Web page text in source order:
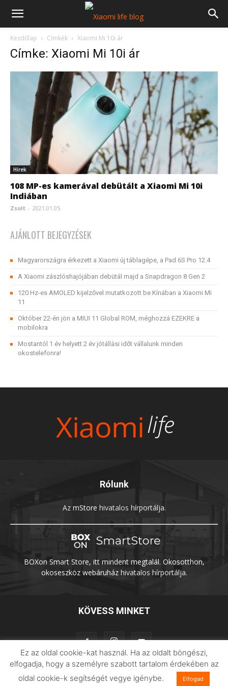
Kezdőlap Címkék Xiaomi Mi 10i ár
Címke: Xiaomi Mi 10i ár
Hírek
108 MP-es kamerával debütált a Xiaomi Mi 10i
Indiában
Zsolt - 2021.01.05.
AJÁNLOTT BEJEGYZÉSEK
Magyarországra érkezett a Xiaomi új táblagépe, a Pad 6S Pro 12.4
A Xiaomi zászlóshajójában debütál majd a Snapdragon 8 Gen 2
120 Hz-es AMOLED kijelzővel mutatkozott be Kínában a Xiaomi Mi
11
Október 22-én jön a MIUI 11 Global ROM, méghozzá EZEKRE a
mobilokra
Mostantól 1 év helyett 2 év jótállási időt vállalunk minden
okostelefonra!
Rólunk
Az mStore hivatalos hírportálja.
BOXon Smart Store, itt mindent megtalál. Okosotthon,
okoseszköz webáruházhivatalos hírportálja.
KÖVESS MINKET
Adatvédelem Impresszum Imilab
Ez az oldal cookie-kat használ. Ha az oldalt böngészi,
elfogadja, hogy a személyre szabott tartalom érdekében az
oldal cookie-k segítségét vegye igénybe.
Elfogad